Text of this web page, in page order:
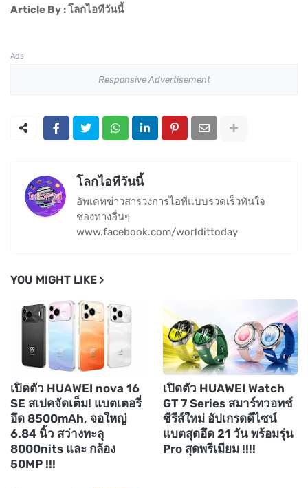
Article By : โลกไอทีวันนี้
Ads
Responsive Advertisement
โลกไอทีวันนี้
อัพเดทข่าวสารวงการไอทีแบบรวดเร็วทันใจ
ช่องทางอื่นๆ
www.facebook.com/worldittoday
YOU MIGHT LIKE
เปิดตัว HUAWEI nova 16
SE สเปคจัดเต็ม! แบตเตอรี่
อึด 8500mAh, จอใหญ่
6.84 นิ้ว สว่างทะลุ
8000nits และ กล้อง
50MP !!!
เปิดตัว HUAWEI Watch
GT 7 Series สมาร์ทวอทช์
ซีรีส์ใหม่ อัปเกรดดีไซน์
แบตสุดอึด 21 วัน พร้อมรุ่น
Pro สุดพรีเมียม !!!!